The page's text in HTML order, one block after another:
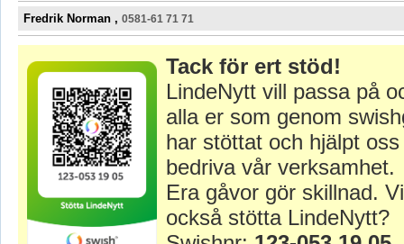
Fredrik Norman , 0581-61 71 71
Tack för ert stöd!
LindeNytt vill passa på
alla er som genom
har stöttat och hjälpt
bedriva vår verksamhet.
Era gåvor gör skillnad.
också stötta LindeNytt?